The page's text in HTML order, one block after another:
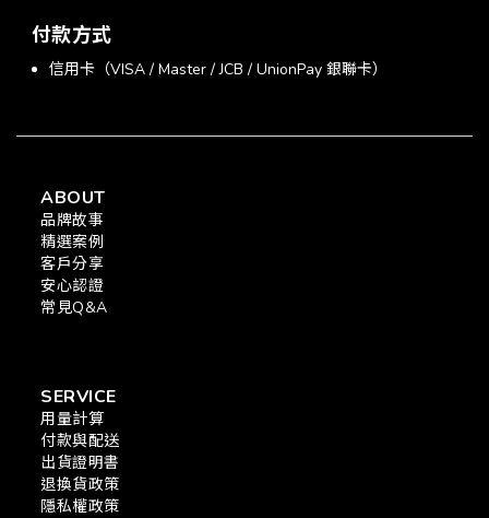
付款方式
信用卡（VISA / Master / JCB / UnionPay 銀聯卡）
ABOUT
品牌故事
精選案例
客戶分享
安心認證
常見Q&A
SERVICE
用量計算
付款與配送
出貨證明書
退換貨政策
隱私權政策